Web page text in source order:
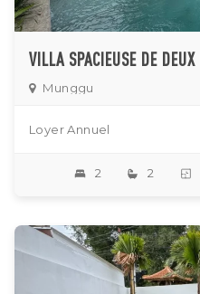
Munggu
Loyer Annuel
2 2